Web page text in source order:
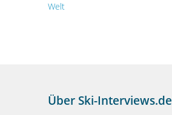
Welt
Über Ski-Interviews.de